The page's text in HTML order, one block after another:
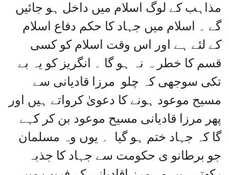
مذاہب کے لوگ اسلام میں داخل ہو جائیں
گے ۔ اسلام میں جہاد کا حکم دفاع اسلام
کے لئے ہے اور اس وقت اسلام کو کسی
قسم کا خطر ہ نہ ہو گا ۔ انگریز کو یہ بے
تکی سوجھی کہ چلو مرزا قادیانی سے
مسیح موعود ہونے کا دعویٰ کرواتے ہیں اور
پھر مرزا قادیانی مسیح موعود بن کر کہے
گا کہ جہاد ختم ہو گیا ۔ یوں وہ مسلمان
جو برطانو ی حکومت سے جہاد کا جذبہ